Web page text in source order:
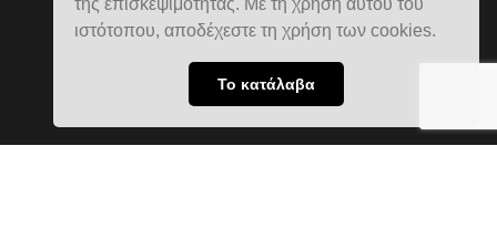
της επισκεψιμότητας. Με τη χρήση αυτού του
ιστότοπου, αποδέχεστε τη χρήση των cookies.
Το κατάλαβα